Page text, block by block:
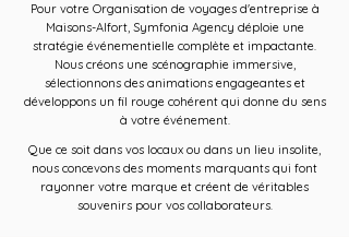
Pour votre Organisation de voyages d'entreprise à
Maisons-Alfort, Symfonia Agency déploie une
stratégie événementielle complète et impactante.
Nous créons une scénographie immersive,
sélectionnons des animations engageantes et
développons un fil rouge cohérent qui donne du sens
à votre événement.
Que ce soit dans vos locaux ou dans un lieu insolite,
nous concevons des moments marquants qui font
rayonner votre marque et créent de véritables
souvenirs pour vos collaborateurs.